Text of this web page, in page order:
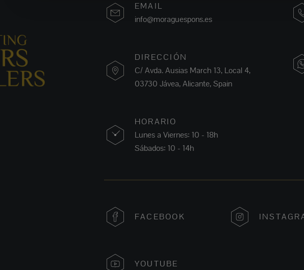
EMAIL
info@moraguespons.es
DIRECCIÓN
C/ Avda. Ausias March 13, Local 4,
03730 Jávea, Alicante, Spain
HORARIO
Lunes a Viernes: 10 - 18h
Sábados: 10 - 14h
FACEBOOK
YOUTUBE